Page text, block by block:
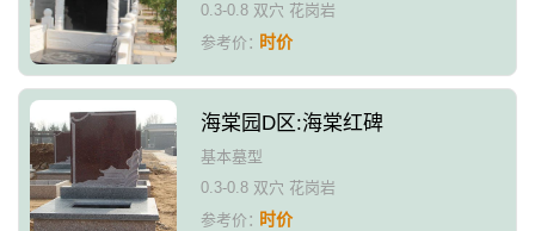
0.3-0.8 双穴 花岗岩
参考价：时价
海棠园D区:海棠红碑
基本墓型
0.3-0.8 双穴 花岗岩
参考价：时价